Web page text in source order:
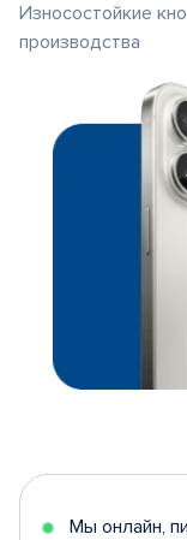
Износостойкие
производства
Мы онлайн,